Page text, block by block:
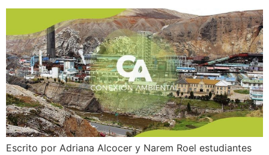
Escrito por Adriana Alcocer y Narem Roel estudiantes